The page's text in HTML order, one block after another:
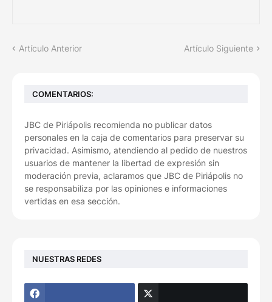
Artículo Anterior Artículo Siguiente
COMENTARIOS:
JBC de Piriápolis recomienda no publicar datos
personales en la caja de comentarios para preservar su
privacidad. Asimismo, atendiendo al pedido de nuestros
usuarios de mantener la libertad de expresión sin
moderación previa, aclaramos que JBC de Piriápolis no
se responsabiliza por las opiniones e informaciones
vertidas en esa sección.
NUESTRAS REDES